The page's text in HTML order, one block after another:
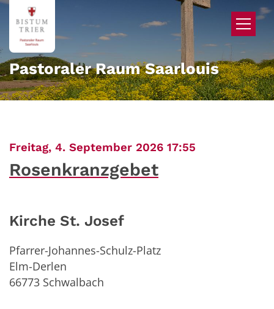
Zum Inhalt springen
Pastoraler Raum Saarlouis
Freitag, 4. September 2026 17:55
Rosenkranzgebet
Kirche St. Josef
Pfarrer-Johannes-Schulz-Platz
Elm-Derlen
66773 Schwalbach